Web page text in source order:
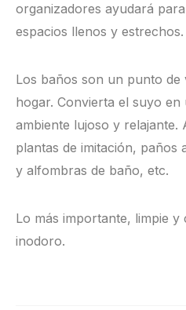
organizadores ayudará
espacios llenos y estrechos.
Los baños son un punto
hogar. Convierta el suyo
ambiente lujoso y relajante.
plantas de imitación, paños
y alfombras de baño, etc.
Lo más importante, limpie y
inodoro.